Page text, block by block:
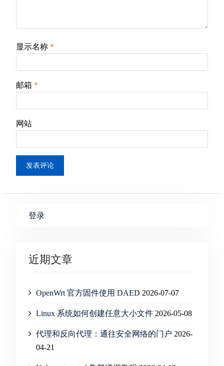
显示名称 *
邮箱 *
网站
登录
近期文章
OpenWrt 官方固件使用 DAED 2026-07-07
Linux 系统如何创建任意大小文件 2026-05-08
代理和反向代理：通往安全网络的门户 2026-
04-21